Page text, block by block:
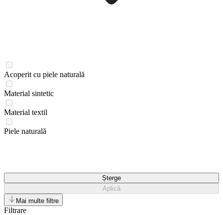
Acoperit cu piele naturală
Material sintetic
Material textil
Piele naturală
Șterge
Aplică
Mai multe filtre
Filtrare